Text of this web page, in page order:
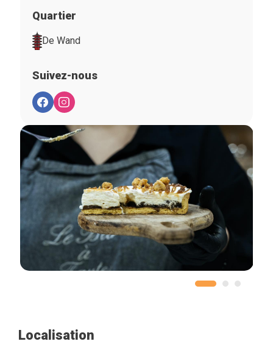
Quartier
De Wand
Suivez-nous
Localisation